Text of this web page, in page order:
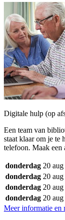
Digitale hulp (op
Een team van
staat klaar om je te
telefoon. Maak een
donderdag 20 aug
donderdag 20 aug
donderdag 20 aug
donderdag 20 aug
Meer informatie en